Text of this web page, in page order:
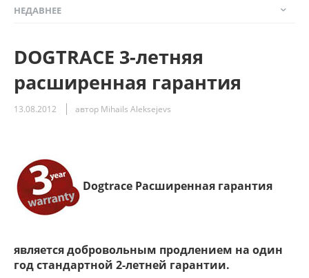
НЕДАВНЕЕ
DOGTRACE 3-летняя
расширенная гарантия
13.08.2012 автор Mihails Aleksejevs
Dogtrace Расширенная гарантия
является добровольным продлением на один
год стандартной 2-летней гарантии.